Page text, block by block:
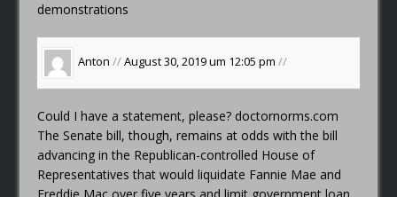
demonstrations
Anton //August 30, 2019 um 12:05 pm//
Could I have a statement, please? doctornorms.com
The Senate bill, though, remains at odds with the bill
advancing in the Republican-controlled House of
Representatives that would liquidate Fannie Mae and